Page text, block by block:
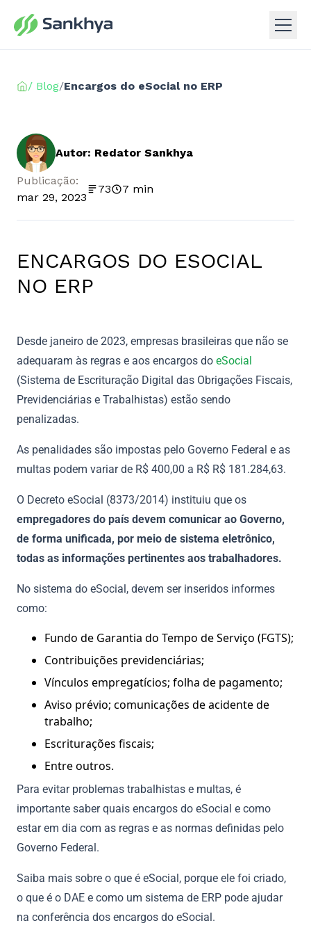
/ Blog/Encargos do eSocial no ERP
Autor: Redator Sankhya
Publicação:
mar 29, 2023
73 7 min
ENCARGOS DO ESOCIAL
NO ERP
Desde janeiro de 2023, empresas brasileiras que não se
adequaram às regras e aos encargos do eSocial
(Sistema de Escrituração Digital das Obrigações Fiscais,
Previdenciárias e Trabalhistas) estão sendo
penalizadas.
As penalidades são impostas pelo Governo Federal e as
multas podem variar de R$ 400,00 a R$ R$ 181.284,63.
O Decreto eSocial (8373/2014) instituiu que os
empregadores do país devem comunicar ao Governo,
de forma unificada, por meio de sistema eletrônico,
todas as informações pertinentes aos trabalhadores.
No sistema do eSocial, devem ser inseridos informes
como:
Fundo de Garantia do Tempo de Serviço (FGTS);
Contribuições previdenciárias;
Vínculos empregatícios; folha de pagamento;
Aviso prévio; comunicações de acidente de
trabalho;
Escriturações fiscais;
Entre outros.
Para evitar problemas trabalhistas e multas, é
importante saber quais encargos do eSocial e como
estar em dia com as regras e as normas definidas pelo
Governo Federal.
Saiba mais sobre o que é eSocial, porque ele foi criado,
o que é o DAE e como um sistema de ERP pode ajudar
na conferência dos encargos do eSocial.